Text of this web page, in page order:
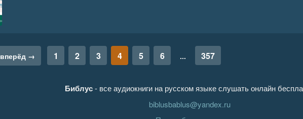
вперёд → 1 2 3 4 5 6 ... 357
Библус- все аудиокниги на русском языке слушать онлайн
biblusbablus@yandex.ru